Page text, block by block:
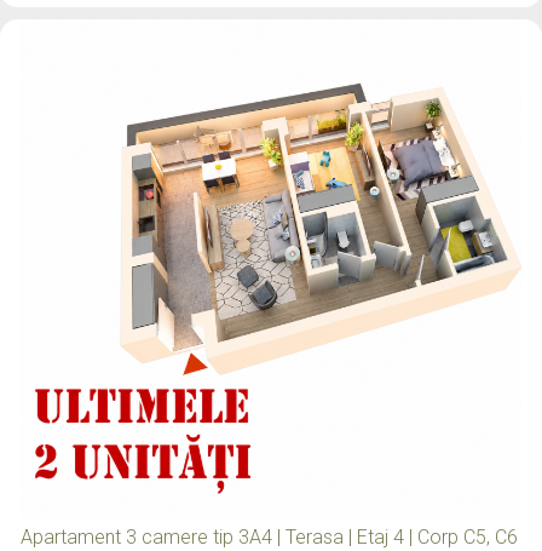
Apartament 3 camere tip 3A4 | Terasa | Etaj 4 | Corp C5, C6